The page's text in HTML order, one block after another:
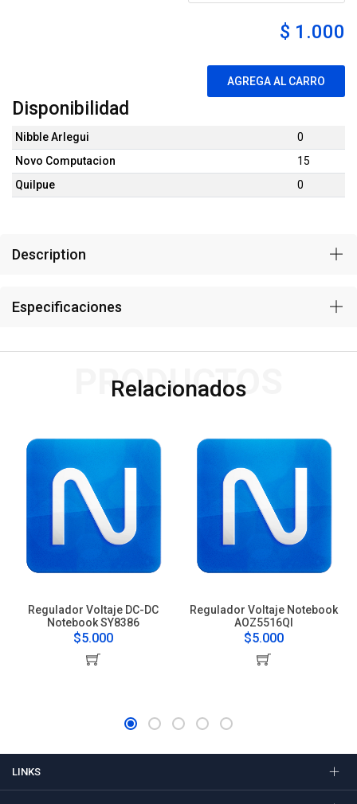
$ 1.000
AGREGA AL CARRO
Disponibilidad
Nibble Arlegui
0
Novo Computacion
15
Quilpue
0
Description
Especificaciones
Relacionados
PRODUCTOS
Regulador Voltaje DC-DC
Notebook SY8386
$5.000
Regulador Voltaje Notebook
AOZ5516QI
$5.000
LINKS